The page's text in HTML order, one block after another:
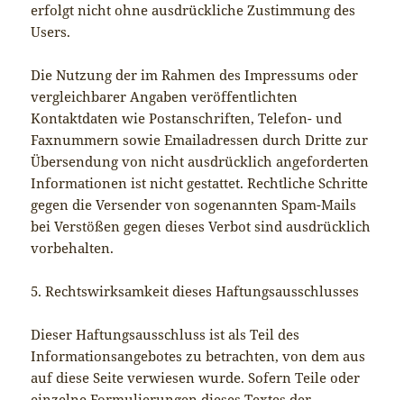
erfolgt nicht ohne ausdrückliche Zustimmung des
Users.
Die Nutzung der im Rahmen des Impressums oder
vergleichbarer Angaben veröffentlichten
Kontaktdaten wie Postanschriften, Telefon- und
Faxnummern sowie Emailadressen durch Dritte zur
Übersendung von nicht ausdrücklich angeforderten
Informationen ist nicht gestattet. Rechtliche Schritte
gegen die Versender von sogenannten Spam-Mails
bei Verstößen gegen dieses Verbot sind ausdrücklich
vorbehalten.
5. Rechtswirksamkeit dieses Haftungsausschlusses
Dieser Haftungsausschluss ist als Teil des
Informationsangebotes zu betrachten, von dem aus
auf diese Seite verwiesen wurde. Sofern Teile oder